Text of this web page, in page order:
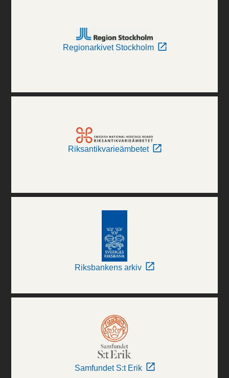
Regionarkivet Stockholm
Riksantikvarieämbetet
Riksbankens arkiv
Samfundet S:t Erik